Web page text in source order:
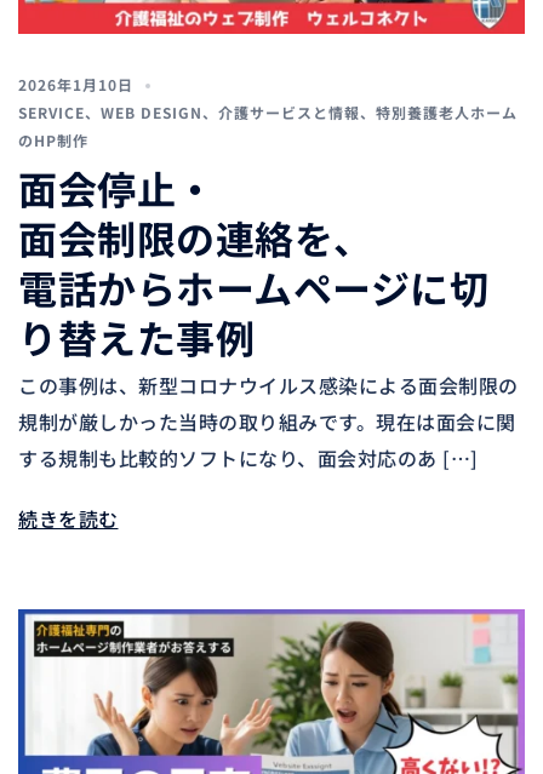
2026年1月10日
SERVICE、 WEB DESIGN、 介護サービスと情報、 特別養護老人ホーム
のHP制作
面会停止・
面会制限の連絡を、
電話からホームページに切
り替えた事例
この事例は、新型コロナウイルス感染による面会制限の
規制が厳しかった当時の取り組みです。現在は面会に関
する規制も比較的ソフトになり、面会対応のあ […]
続きを読む